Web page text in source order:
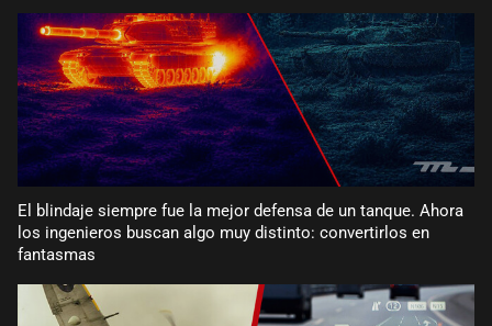
El blindaje siempre fue la mejor defensa de un tanque. Ahora
los ingenieros buscan algo muy distinto: convertirlos en
fantasmas